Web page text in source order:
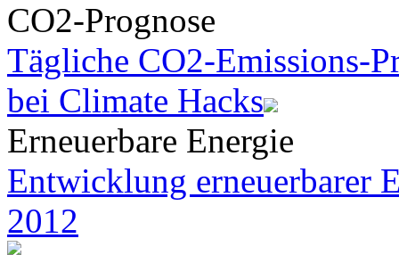
CO2-Prognose
Tägliche CO2-Emissions-
bei Climate Hacks
Erneuerbare Energie
Entwicklung erneuerbarer
2012